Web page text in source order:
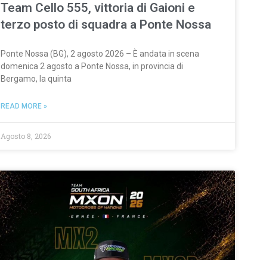
Team Cello 555, vittoria di Gaioni e
terzo posto di squadra a Ponte Nossa
Ponte Nossa (BG), 2 agosto 2026 – È andata in scena
domenica 2 agosto a Ponte Nossa, in provincia di
Bergamo, la quinta
READ MORE »
Agosto 8, 2026